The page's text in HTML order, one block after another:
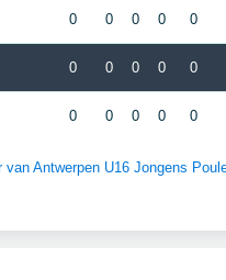
0 0 0 0 0
0 0 0 0 0
0 0 0 0 0
Antwerpen U16 Jongens